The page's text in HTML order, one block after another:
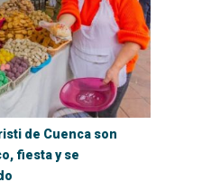
de Cuenca son
fiesta y se